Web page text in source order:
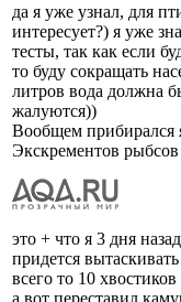
да я уже узнал, для
интересует?) я уже
тесты, так как если
то буду сокращать
литров вода должна
жалуются))
Вообщем прибирался
Экскрементов рыбсов
это + что я 3 дня
придется
всего то 10 хвостиков
а вот переставил